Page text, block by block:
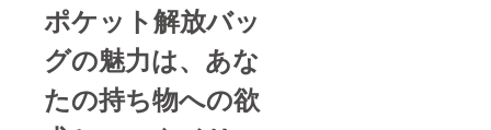
ポケット解放バッ
グの魅力は、あな
たの持ち物への欲